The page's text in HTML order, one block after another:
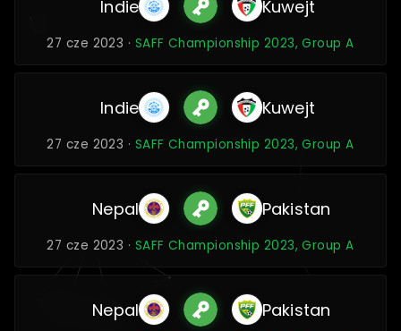
Indie Kuwejt
27 cze 2023 · SAFF Championship 2023, Group A
Indie Kuwejt
27 cze 2023 · SAFF Championship 2023, Group A
Nepal Pakistan
27 cze 2023 · SAFF Championship 2023, Group A
Nepal Pakistan